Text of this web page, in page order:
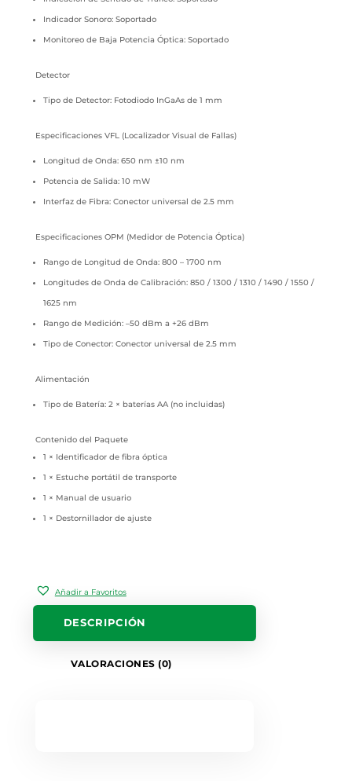
Indicador Sonoro: Soportado
Monitoreo de Baja Potencia Óptica: Soportado
Detector
Tipo de Detector: Fotodiodo InGaAs de 1 mm
Especificaciones VFL (Localizador Visual de Fallas)
Longitud de Onda: 650 nm ±10 nm
Potencia de Salida: 10 mW
Interfaz de Fibra: Conector universal de 2.5 mm
Especificaciones OPM (Medidor de Potencia Óptica)
Rango de Longitud de Onda: 800 – 1700 nm
Longitudes de Onda de Calibración: 850 / 1300 / 1310 / 1490 / 1550 /
1625 nm
Rango de Medición: –50 dBm a +26 dBm
Tipo de Conector: Conector universal de 2.5 mm
Alimentación
Tipo de Batería: 2 × baterías AA (no incluidas)
Contenido del Paquete
1 × Identificador de fibra óptica
1 × Estuche portátil de transporte
1 × Manual de usuario
1 × Destornillador de ajuste
Añadir a Favoritos
DESCRIPCIÓN
VALORACIONES (0)